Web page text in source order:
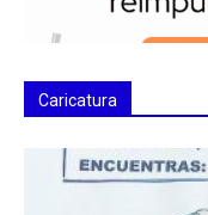
Caricatura